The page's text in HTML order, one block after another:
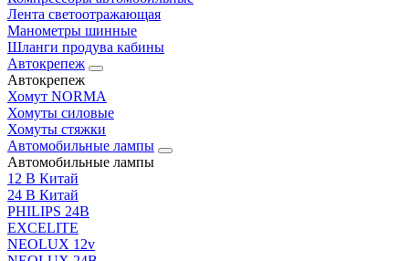
Лента светоотражающая
Манометры шинные
Шланги продува кабины
Автокрепеж
Автокрепеж
Хомут NORMA
Хомуты силовые
Хомуты стяжки
Автомобильные лампы
Автомобильные лампы
12 В Китай
24 В Китай
PHILIPS 24В
EXCELITE
NEOLUX 12v